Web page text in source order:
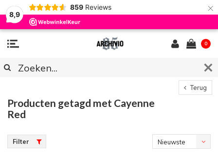
8,9
859 Reviews ×
0
Terug
Producten getagd met Cayenne
Red
Filter
Nieuwste